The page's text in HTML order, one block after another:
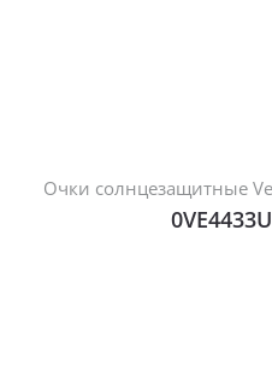
Очки солнцезащитные